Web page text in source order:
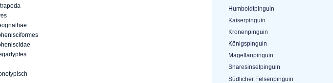
Humboldtpinguin
Kaiserpinguin
Kronenpinguin
Königspinguin
Magellanpinguin
Snaresinselpinguin
Südlicher Felsenpinguin